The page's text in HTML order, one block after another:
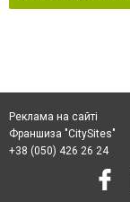
Реклама на сайті
Франшиза "CitySites"
+38 (050) 426 26 24